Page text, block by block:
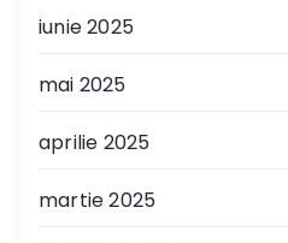
iunie 2025
mai 2025
aprilie 2025
martie 2025